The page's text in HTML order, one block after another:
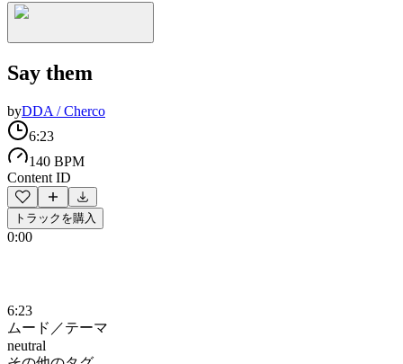
Say them
byDDA / Cherco
6:23
140 BPM
Content ID
トラックを購入
0:00
6:23
ムード／テーマ
neutral